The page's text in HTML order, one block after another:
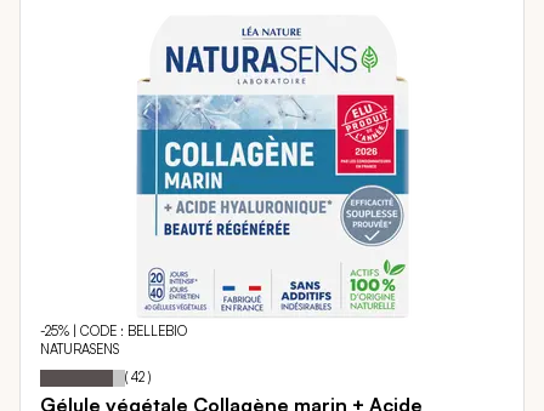
-25% | CODE : BELLEBIO
NATURASENS
Notation: 86
% of
( 42 )
Gélule végétale Collagène marin + Acide